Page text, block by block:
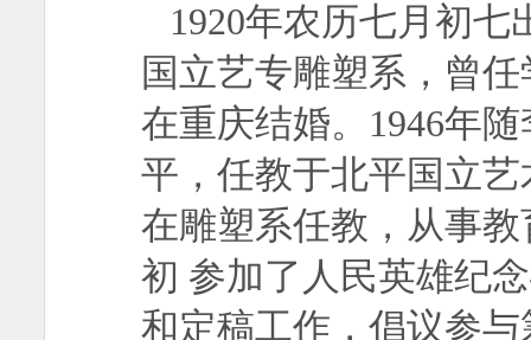
1920年农历七月初七
国立艺专雕塑系，曾
在重庆结婚。1946年
平，任教于北平国立
在雕塑系任教，从事
初 参加了人民英雄纪
和定稿工作，倡议参